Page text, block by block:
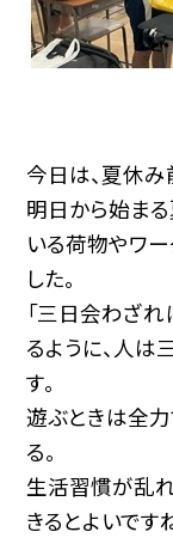
今日は、夏休み
明日から始ま
いる荷物やワ
した。
「三日会わざ
るように、人
す。
遊ぶときは全
る。
生活習慣が乱
きるとよいです